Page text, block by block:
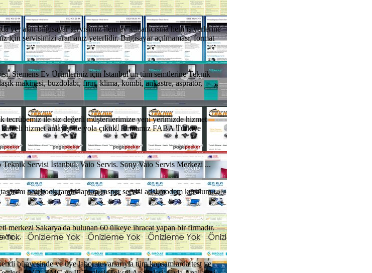
yer alan bilgisayar servisimiz hem ev kullanıcısına hem iş yerlerine
için servisimizi aramanız yeterlidir. Bilgisayar açılmaması, format
Siemens Ev Ürünleriniz için İstanbul'un tüm semtlerine Teknik
makinesi, buzdolabı, fırın, klima, kombi, ankastre, aspratör,
tecrübemiz ile siz değerli müşterilerimize yeni yerimizde hizmet
hizmet anlayışı ile yola çıktık. Firmamız FABA Türkiye
Servisi İstanbul. Vaio Servis. Sony Vaio Servis Merkezi ...
notebook tamiri laptop casper servisi adsl modem kurulumu
merkezi Sakarya'da bulunan 60 ülkeye ihracat yapan bir firmadır.
...
bünyesinde ve üye laboratuvarlarıyla tüm kapsamlarda test ve